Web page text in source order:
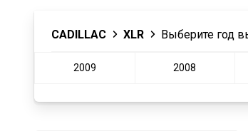
CADILLAC XLR Выберите год
2009 2008